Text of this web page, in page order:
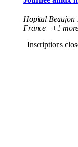
Hopital Beaujon
France
+1 more
Inscriptions